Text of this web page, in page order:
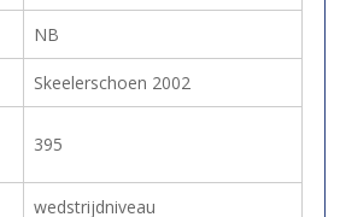
NB
Skeelerschoen 2002
395
wedstrijdniveau